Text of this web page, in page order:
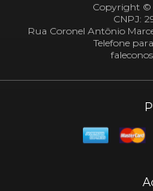
Copyright ©
CNPJ:
Rua Coronel Antônio
Telefone